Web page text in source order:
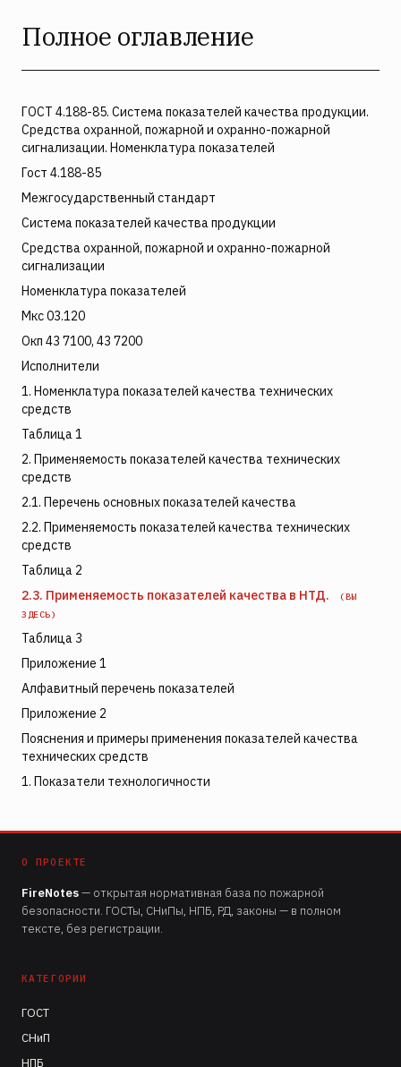
Полное оглавление
ГОСТ 4.188-85. Система показателей качества продукции.
Средства охранной, пожарной и охранно-пожарной
сигнализации. Номенклатура показателей
Гост 4.188-85
Межгосударственный стандарт
Система показателей качества продукции
Средства охранной, пожарной и охранно-пожарной
сигнализации
Номенклатура показателей
Мкс 03.120
Окп 43 7100, 43 7200
Исполнители
1. Номенклатура показателей качества технических
средств
Таблица 1
2. Применяемость показателей качества технических
средств
2.1. Перечень основных показателей качества
2.2. Применяемость показателей качества технических
средств
Таблица 2
2.3. Применяемость показателей качества в НТД.
(ВЫ
ЗДЕСЬ)
Таблица 3
Приложение 1
Алфавитный перечень показателей
Приложение 2
Пояснения и примеры применения показателей качества
технических средств
1. Показатели технологичности
О ПРОЕКТЕ
FireNotes— открытая нормативная база по пожарной
безопасности. ГОСТы, СНиПы, НПБ, РД, законы — в полном
тексте, без регистрации.
КАТЕГОРИИ
ГОСТ
СНиП
НПБ